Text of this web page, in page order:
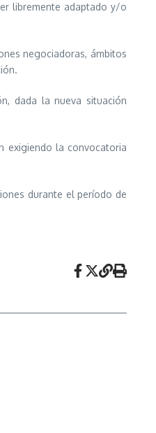
libremente adaptado y/o
negociadoras, ámbitos
dada la nueva situación
exigiendo la convocatoria
durante el período de